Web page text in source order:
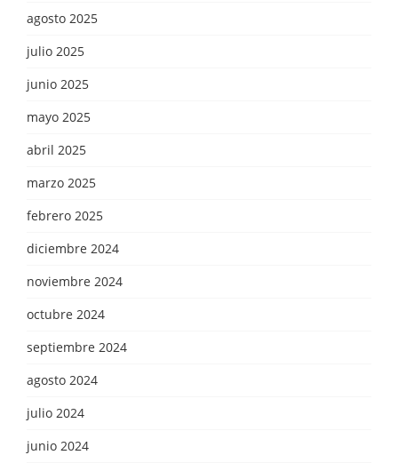
agosto 2025
julio 2025
junio 2025
mayo 2025
abril 2025
marzo 2025
febrero 2025
diciembre 2024
noviembre 2024
octubre 2024
septiembre 2024
agosto 2024
julio 2024
junio 2024